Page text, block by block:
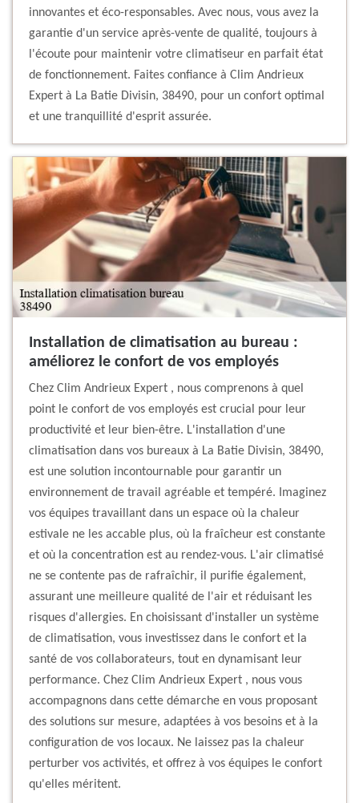
innovantes et éco-responsables. Avec nous, vous avez la
garantie d'un service après-vente de qualité, toujours à
l'écoute pour maintenir votre climatiseur en parfait état
de fonctionnement. Faites confiance à Clim Andrieux
Expert à La Batie Divisin, 38490, pour un confort optimal
et une tranquillité d'esprit assurée.
Installation de climatisation au bureau :
améliorez le confort de vos employés
Chez Clim Andrieux Expert , nous comprenons à quel
point le confort de vos employés est crucial pour leur
productivité et leur bien-être. L'installation d'une
climatisation dans vos bureaux à La Batie Divisin, 38490,
est une solution incontournable pour garantir un
environnement de travail agréable et tempéré. Imaginez
vos équipes travaillant dans un espace où la chaleur
estivale ne les accable plus, où la fraîcheur est constante
et où la concentration est au rendez-vous. L'air climatisé
ne se contente pas de rafraîchir, il purifie également,
assurant une meilleure qualité de l'air et réduisant les
risques d'allergies. En choisissant d'installer un système
de climatisation, vous investissez dans le confort et la
santé de vos collaborateurs, tout en dynamisant leur
performance. Chez Clim Andrieux Expert , nous vous
accompagnons dans cette démarche en vous proposant
des solutions sur mesure, adaptées à vos besoins et à la
configuration de vos locaux. Ne laissez pas la chaleur
perturber vos activités, et offrez à vos équipes le confort
qu'elles méritent.